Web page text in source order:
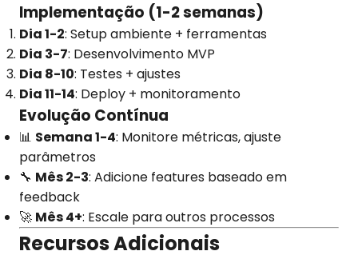
Implementação (1-2 semanas)
Dia 1-2: Setup ambiente + ferramentas
Dia 3-7: Desenvolvimento MVP
Dia 8-10: Testes + ajustes
Dia 11-14: Deploy + monitoramento
Evolução Contínua
📊 Semana 1-4: Monitore métricas, ajuste
parâmetros
🔧 Mês 2-3: Adicione features baseado em
feedback
🚀 Mês 4+: Escale para outros processos
Recursos Adicionais